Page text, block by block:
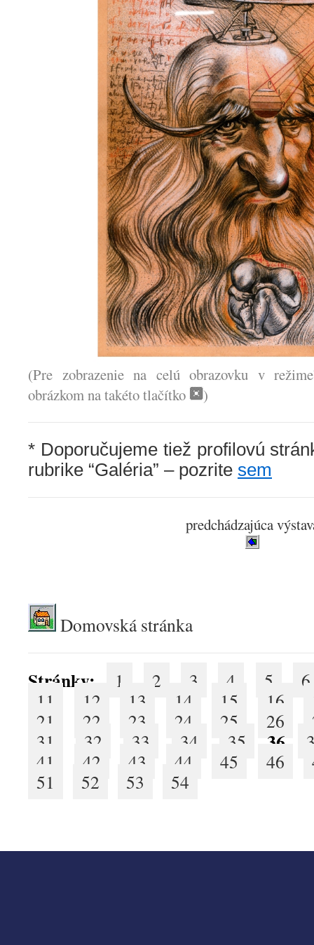
(Pre zobrazenie na celú obrazovku v
obrázkom na takéto tlačítko
)
* Doporučujeme tiež profilovú
rubrike “Galéria” – pozrite sem
predchádzajúca
Domovská stránka
Stránky: 1 2 3 4 5
6
11
12 13 14 15 16
21
22 23 24 25 26
31
32 33 34 35 36
41
42 43 44 45 46
51
52 53 54